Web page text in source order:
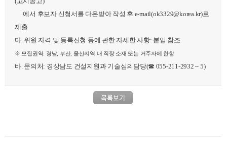
에서 후보자 신청서를 다운받아 작성 후 e-mail(ok3329@korea.kr)로
제출
마. 위원 자격 및 등록신청 등에 관한 자세한 사항: 붙임 참조
※ 모집권역: 경남, 부산, 울산지역 내 직장 소재 또는 거주자에 한함
바. 문의처: 경상남도 건설지원과 기술심의담당(☎ 055-211-2932 ~ 5)
목록보기